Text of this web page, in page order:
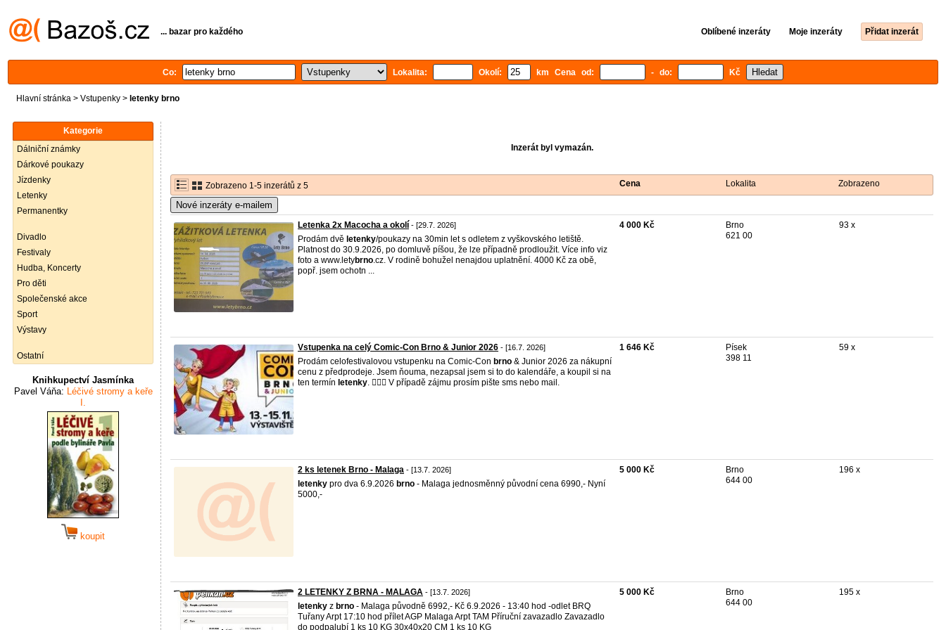
... bazar pro každého Oblíbené inzeráty Moje inzeráty Přidat inzerát
Co: Lokalita: Okolí: km Cena od: - do: Kč
Hlavní stránka > Vstupenky > letenky brno
Kategorie
Dálniční známky
Dárkové poukazy
Jízdenky
Letenky
Permanentky
Divadlo
Festivaly
Hudba, Koncerty
Pro děti
Společenské akce
Sport
Výstavy
Ostatní
Knihkupectví Jasmínka
Pavel Váňa: Léčivé stromy a keře
I.
koupit
Inzerát byl vymazán.
Zobrazeno 1-5 inzerátů z 5 Cena Lokalita Zobrazeno
Nové inzeráty e-mailem
Letenka 2x Macocha a okolí - [29.7. 2026]
Prodám dvě letenky/poukazy na 30min let s odletem z vyškovského letiště.
Platnost do 30.9.2026, po domluvě píšou, že lze případně prodloužit. Více info viz
foto a www.letybrno.cz. V rodině bohužel nenajdou uplatnění. 4000 Kč za obě,
popř. jsem ochotn ...
4 000 Kč
Brno
621 00
93 x
Vstupenka na celý Comic-Con Brno & Junior 2026 - [16.7. 2026]
Prodám celofestivalovou vstupenku na Comic-Con brno & Junior 2026 za nákupní
cenu z předprodeje. Jsem ňouma, nezapsal jsem si to do kalendáře, a koupil si na
ten termín letenky. 🤦🏻‍♂️ V případě zájmu prosím pište sms nebo mail.
1 646 Kč
Písek
398 11
59 x
2 ks letenek Brno - Malaga - [13.7. 2026]
letenky pro dva 6.9.2026 brno - Malaga jednosměnný původní cena 6990,- Nyní
5000,-
5 000 Kč
Brno
644 00
196 x
2 LETENKY Z BRNA - MALAGA - [13.7. 2026]
letenky z brno - Malaga původně 6992,- Kč 6.9.2026 - 13:40 hod -odlet BRQ
Tuřany Arpt 17:10 hod přílet AGP Malaga Arpt TAM Příruční zavazadlo Zavazadlo
do podpalubí 1 ks 10 KG 30x40x20 CM 1 ks 10 KG
5 000 Kč
Brno
644 00
195 x